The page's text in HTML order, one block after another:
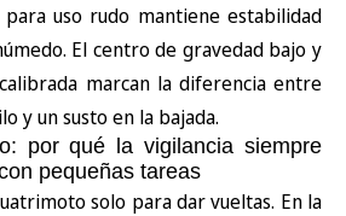
uso rudo mantiene estabilidad
El centro de gravedad bajo y
marcan la diferencia entre
y un susto en la bajada.
por qué la vigilancia siempre
pequeñas tareas
solo para dar vueltas. En la